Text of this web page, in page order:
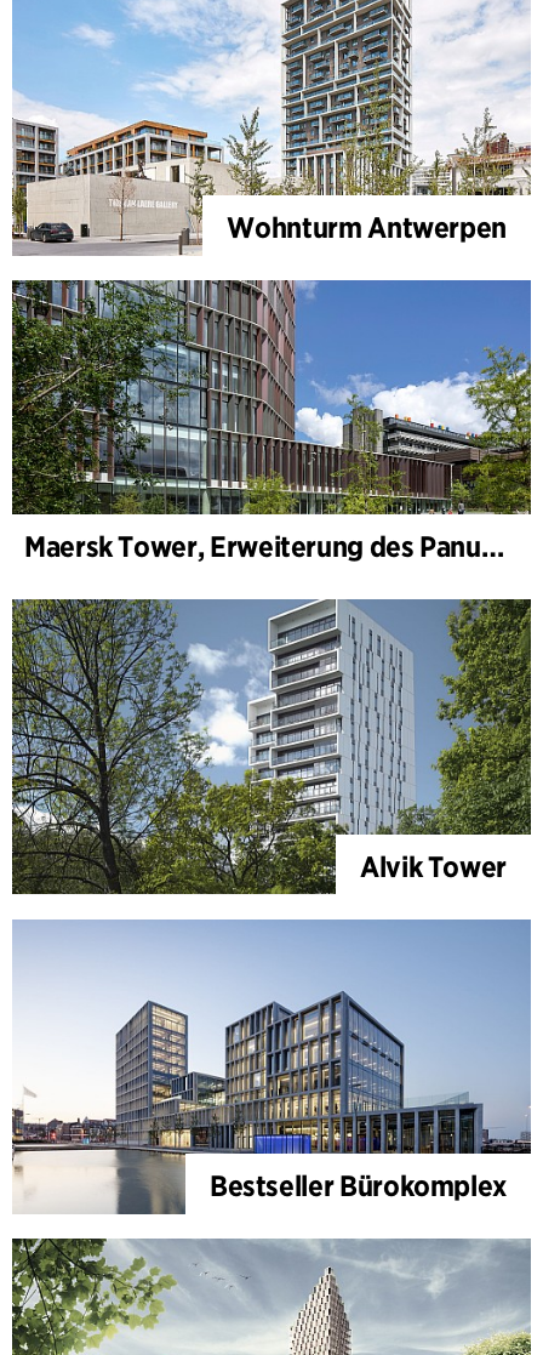
Wohnturm Antwerpen
Maersk Tower, Erweiterung des Panum-Komplexes
Alvik Tower
Bestseller Bürokomplex